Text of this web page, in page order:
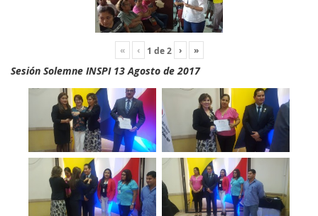
« ‹ 1 de2 › »
Sesión Solemne INSPI 13 Agosto de 2017